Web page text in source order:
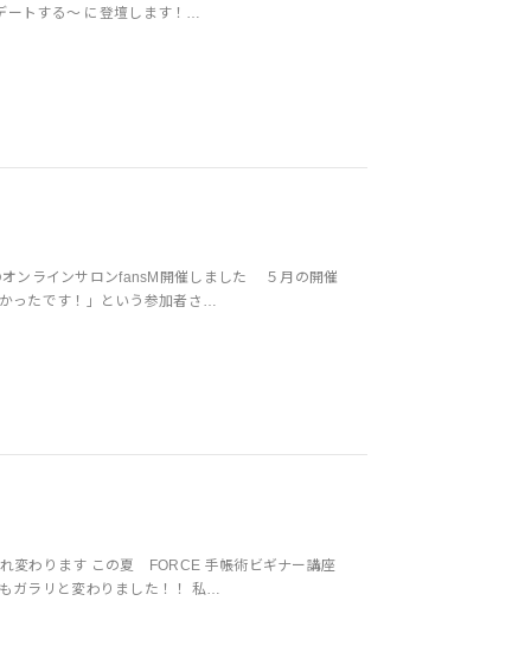
ートする～ に登壇します！…
オンラインサロンfansM開催しました ５月の開催
ったです！」という参加者さ…
変わります この夏 FORCE 手帳術ビギナー講座
ガラリと変わりました！！ 私…